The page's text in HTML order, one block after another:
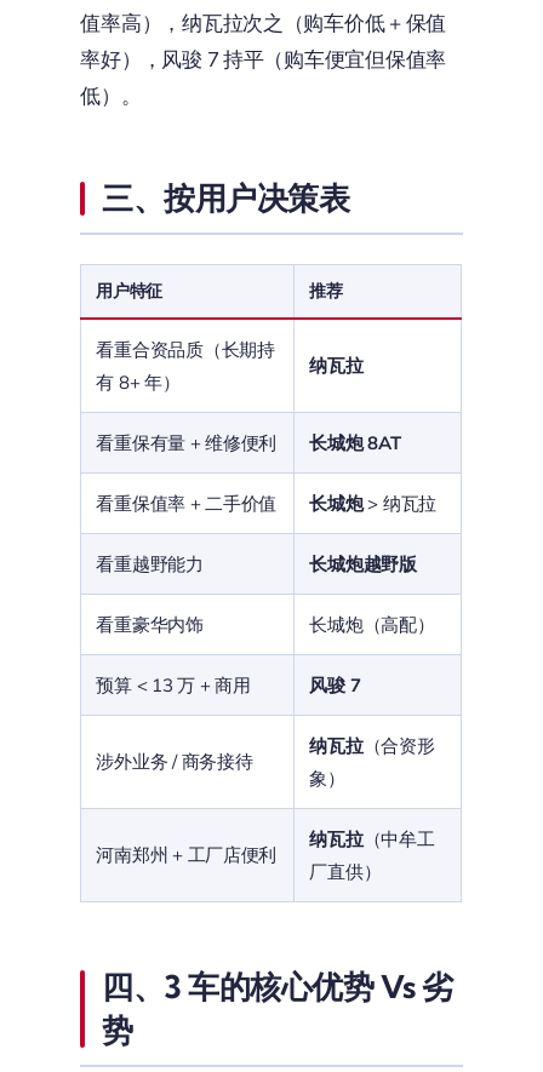
值率高），纳瓦拉次之（购车价低 + 保值
率好），风骏 7 持平（购车便宜但保值率
低）。
三、按用户决策表
用户特征 推荐
看重合资品质（长期持
有 8+ 年）
纳瓦拉
看重保有量 + 维修便利 长城炮 8AT
看重保值率 + 二手价值 长城炮> 纳瓦拉
看重越野能力 长城炮越野版
看重豪华内饰 长城炮（高配）
预算 < 13 万 + 商用 风骏 7
涉外业务 / 商务接待
纳瓦拉（合资形
象）
河南郑州 + 工厂店便利
纳瓦拉（中牟工
厂直供）
四、3 车的核心优势 Vs 劣
势